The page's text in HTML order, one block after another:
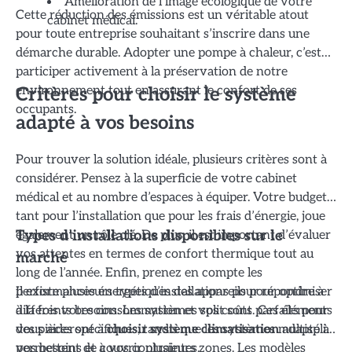
cabinet médical.
Cette réduction des émissions est un véritable atout
pour toute entreprise souhaitant s’inscrire dans une
démarche durable. Adopter une pompe à chaleur, c’est
participer activement à la préservation de notre
environnement tout en assurant le confort de ses
occupants.
Critères pour choisir le système
adapté à vos besoins
Pour trouver la solution idéale, plusieurs critères sont à
considérer. Pensez à la superficie de votre cabinet
médical et au nombre d’espaces à équiper. Votre budget,
tant pour l’installation que pour les frais d’énergie, joue
également un rôle clé. De plus, il est important d’évaluer
vos attentes en termes de confort thermique tout au
long de l’année. Enfin, prenez en compte les
performances énergétiques des appareils pour optimiser
à la fois votre consommation et vos coûts. Ces éléments
vous aideront àchoisir système climatisationadapté à
vos besoins et à vos contraintes.
Types d’installations disponibles sur le
marché
Il existe plusieurs types d’installations pour répondre à
différents besoins. Les systèmes split sont parfaits pour
des pièces spécifiques, tandis que les systèmes multisplit
permettent de couvrir plusieurs zones. Les modèles